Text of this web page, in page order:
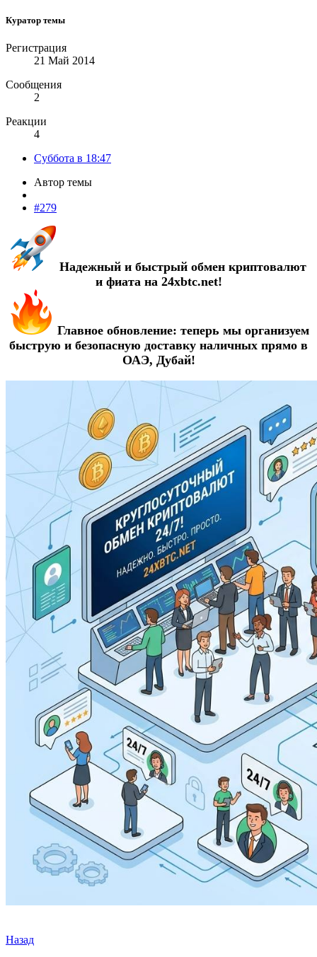
Куратор темы
Регистрация
21 Май 2014
Сообщения
2
Реакции
4
Суббота в 18:47
Автор темы
#279
Надежный и быстрый обмен криптовалют
и фиата на 24xbtc.net!
Главное обновление: теперь мы организуем
быструю и безопасную доставку наличных прямо в
ОАЭ, Дубай!
Назад